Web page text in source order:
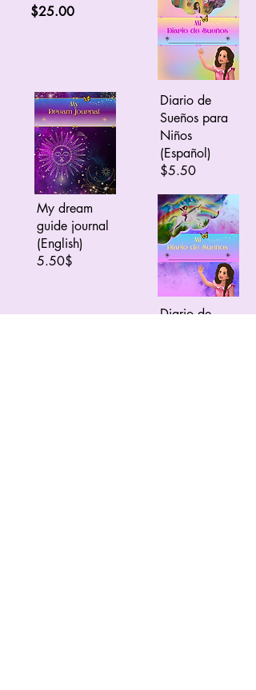
Price
$25.00
My dream
guide journal
(English)
5.50$
Diario de
Sueños para
Niños
(Español)
$5.50
Diario de